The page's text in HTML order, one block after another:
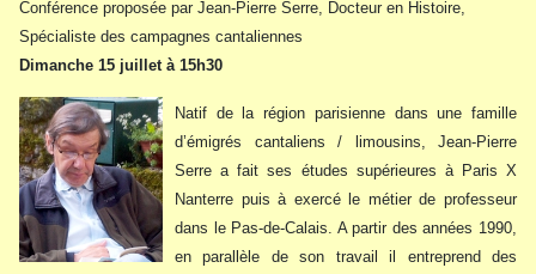
Conférence proposée par Jean-Pierre Serre, Docteur en Histoire,
Spécialiste des campagnes cantaliennes
Dimanche 15 juillet à 15h30
Natif de la région parisienne dans une famille
d’émigrés cantaliens / limousins, Jean-Pierre
Serre a fait ses études supérieures à Paris X
Nanterre puis à exercé le métier de professeur
dans le Pas-de-Calais. A partir des années 1990,
en parallèle de son travail il entreprend des